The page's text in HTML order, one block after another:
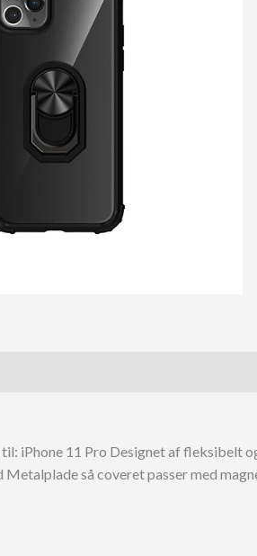
til: iPhone 11 Pro Designet af fleksibelt
så coveret passer med